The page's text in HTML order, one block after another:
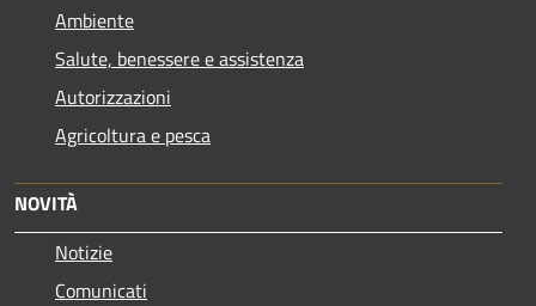
Ambiente
Salute, benessere e assistenza
Autorizzazioni
Agricoltura e pesca
NOVITÀ
Notizie
Comunicati